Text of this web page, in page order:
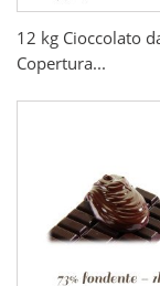
12 kg Cioccolato
Copertura...